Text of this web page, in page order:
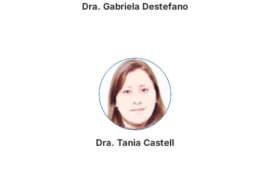
Dra. Gabriela Destefano
Dra. Tania Castell